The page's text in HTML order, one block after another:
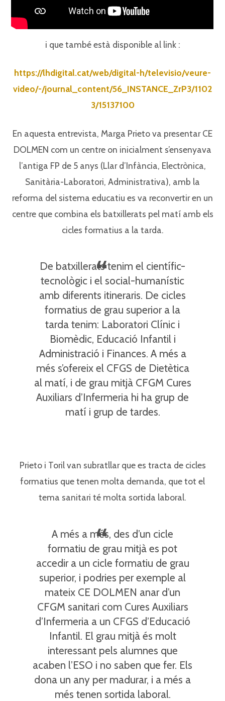
i que també està disponible al link :
https://lhdigital.cat/web/digital-h/televisio/veure-
video/-/journal_content/56_INSTANCE_ZrP3/1102
3/15137100
En aquesta entrevista, Marga Prieto va presentar CE
DOLMEN com un centre on inicialment s’ensenyava
l’antiga FP de 5 anys (Llar d’Infància, Electrònica,
Sanitària-Laboratori, Administrativa), amb la
reforma del sistema educatiu es va reconvertir en un
centre que combina els batxillerats pel matí amb els
cicles formatius a la tarda.
De batxillerats tenim el científic-
tecnològic i el social-humanístic
amb diferents itineraris. De cicles
formatius de grau superior a la
tarda tenim: Laboratori Clínic i
Biomèdic, Educació Infantil i
Administració i Finances. A més a
més s’ofereix el CFGS de Dietètica
al matí, i de grau mitjà CFGM Cures
Auxiliars d’Infermeria hi ha grup de
matí i grup de tardes.
Prieto i Toril van subratllar que es tracta de cicles
formatius que tenen molta demanda, que tot el
tema sanitari té molta sortida laboral.
A més a més, des d’un cicle
formatiu de grau mitjà es pot
accedir a un cicle formatiu de grau
superior, i podries per exemple al
mateix CE DOLMEN anar d’un
CFGM sanitari com Cures Auxiliars
d’Infermeria a un CFGS d’Educació
Infantil. El grau mitjà és molt
interessant pels alumnes que
acaben l’ESO i no saben que fer. Els
dona un any per madurar, i a més a
més tenen sortida laboral.